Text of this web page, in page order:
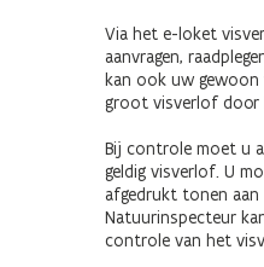
Via het e-loket
aanvragen,
kan ook uw
groot visverlof door
Bij controle moet u
geldig visverlof. U
afgedrukt tonen aan
Natuurinspecteur
controle van het